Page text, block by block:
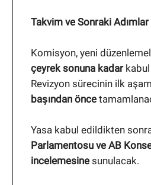
Takvim ve Sonraki Adımlar
Komisyon, yeni
çeyrek sonuna kadarkabul
Revizyon sürecinin ilk
başından önce
Yasa kabul edildikten
Parlamentosu ve AB
incelemesine sunulacak.